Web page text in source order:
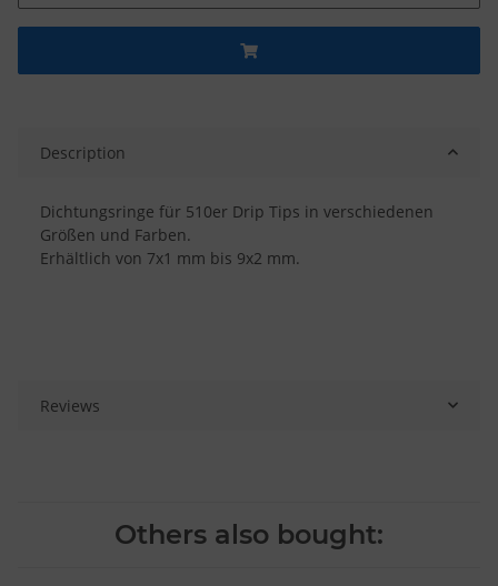
Description
Dichtungsringe für 510er Drip Tips in verschiedenen
Größen und Farben.
Erhältlich von 7x1 mm bis 9x2 mm.
Reviews
Others also bought: